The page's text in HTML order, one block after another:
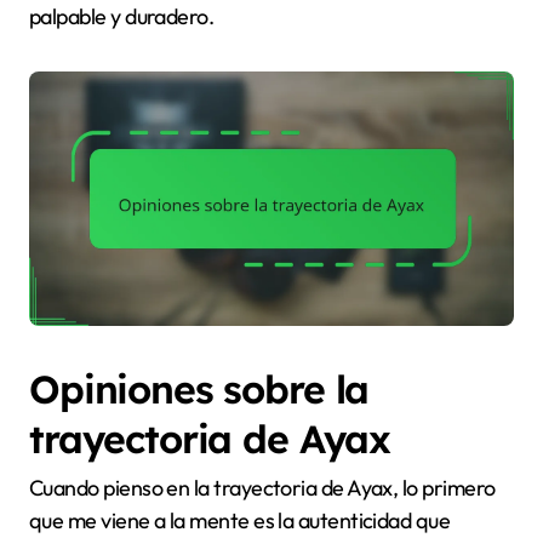
palpable y duradero.
Opiniones sobre la
trayectoria de Ayax
Cuando pienso en la trayectoria de Ayax, lo primero
que me viene a la mente es la autenticidad que